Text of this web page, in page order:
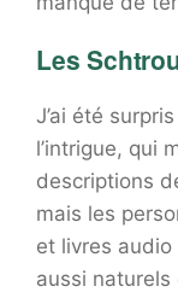
Les
J’ai été
l’intrigue, qui
descriptions
mais les
et livres
aussi